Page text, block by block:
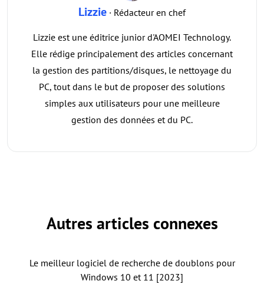
Lizzie · Rédacteur en chef
Lizzie est une éditrice junior d'AOMEI Technology.
Elle rédige principalement des articles concernant
la gestion des partitions/disques, le nettoyage du
PC, tout dans le but de proposer des solutions
simples aux utilisateurs pour une meilleure
gestion des données et du PC.
Autres articles connexes
Le meilleur logiciel de recherche de doublons pour
Windows 10 et 11 [2023]